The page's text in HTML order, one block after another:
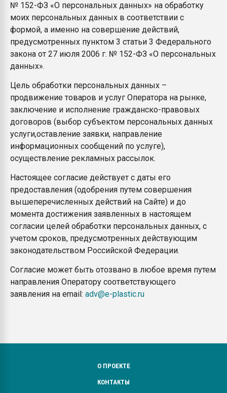
№ 152-ФЗ «О персональных данных» на обработку
моих персональных данных в соответствии с
формой, а именно на совершение действий,
предусмотренных пунктом 3 статьи 3 Федерального
закона от 27 июля 2006 г. № 152-ФЗ «О персональных
данных».
Цель обработки персональных данных –
продвижение товаров и услуг Оператора на рынке,
заключение и исполнение гражданско-правовых
договоров (выбор субъектом персональных данных
услуги,оставление заявки, направление
информационных сообщений по услуге),
осуществление рекламных рассылок.
Настоящее согласие действует с даты его
предоставления (одобрения путем совершения
вышеперечисленных действий на Сайте) и до
момента достижения заявленных в настоящем
согласии целей обработки персональных данных, с
учетом сроков, предусмотренных действующим
законодательством Российской Федерации.
Согласие может быть отозвано в любое время путем
направления Оператору соответствующего
заявления на email: adv@e-plastic.ru
О ПРОЕКТЕ
КОНТАКТЫ